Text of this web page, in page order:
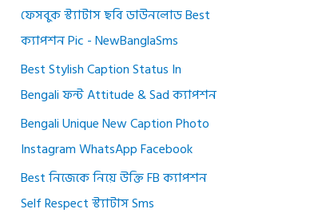
ফেসবুক স্ট্যাটাস ছবি ডাউনলোড Best
ক্যাপশন Pic - NewBanglaSms
Best Stylish Caption Status In
Bengali ফন্ট Attitude & Sad ক্যাপশন
Bengali Unique New Caption Photo
Instagram WhatsApp Facebook
Best নিজেকে নিয়ে উক্তি FB ক্যাপশন
Self Respect স্ট্যাটাস Sms